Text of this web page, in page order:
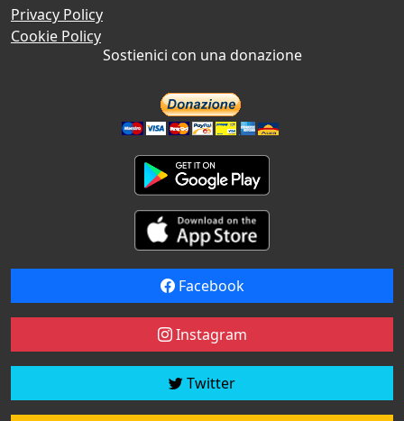
Privacy Policy
Cookie Policy
Sostienici con una donazione
Facebook
Instagram
Twitter